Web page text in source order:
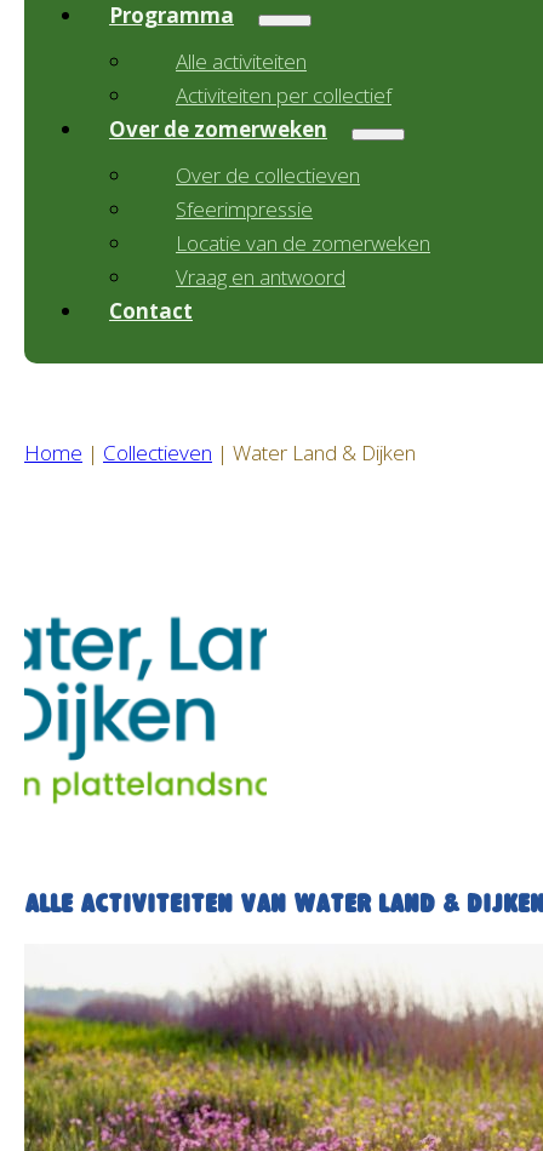
Programma
Alle activiteiten
Activiteiten per collectief
Over de zomerweken
Over de collectieven
Sfeerimpressie
Locatie van de zomerweken
Vraag en antwoord
Contact
Home | Collectieven | Water Land & Dijken
Alle activiteiten van Water Land &